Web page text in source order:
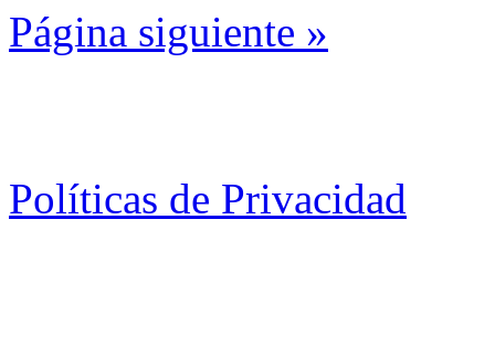
Página siguiente »
Políticas de Privacidad